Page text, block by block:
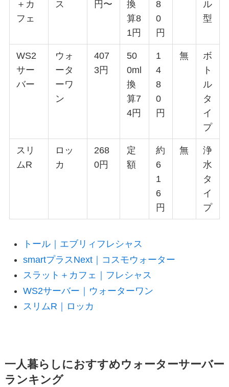
＋カ
フェ
ス 円〜
換
算8
1円
8
0
円
ル
型
WS2
サー
バー
ウォ
ータ
ーワ
ン
407
3円
50
0ml
換
算7
4円
1
4
8
0
円
無
ボ
ト
ル
タ
イ
プ
スリ
ムR
ロッ
カ
268
0円
定
額
約
6
1
6
円
無
浄
水
タ
イ
プ
トール｜エブリィフレシャス
smartプラスNext｜コスモウォーター
スラット＋カフェ｜フレシャス
WS2サーバー｜ウォーターワン
スリムR｜ロッカ
一人暮らしにおすすめウォーターサーバー
ランキング